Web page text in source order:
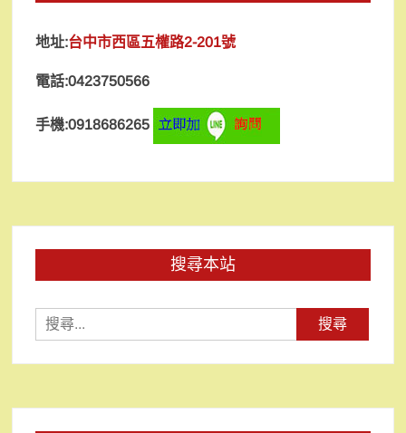
地址:台中市西區五權路2-201號
電話:0423750566
手機:0918686265
搜尋本站
尋
關